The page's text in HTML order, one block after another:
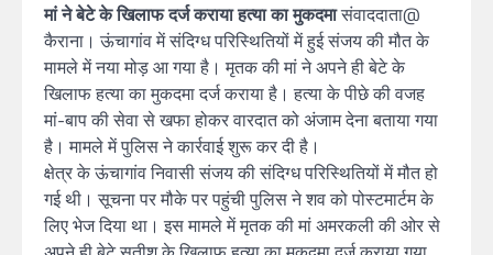
मां ने बेटे के खिलाफ दर्ज कराया हत्या का मुकदमासंवाददाता@
कैराना। ऊंचागांव में संदिग्ध परिस्थितियों में हुई संजय की मौत के
मामले में नया मोड़ आ गया है। मृतक की मां ने अपने ही बेटे के
खिलाफ हत्या का मुकदमा दर्ज कराया है। हत्या के पीछे की वजह
मां-बाप की सेवा से खफा होकर वारदात को अंजाम देना बताया गया
है। मामले में पुलिस ने कार्रवाई शुरू कर दी है।
क्षेत्र के ऊंचागांव निवासी संजय की संदिग्ध परिस्थितियों में मौत हो
गई थी। सूचना पर मौके पर पहुंची पुलिस ने शव को पोस्टमार्टम के
लिए भेज दिया था। इस मामले में मृतक की मां अमरकली की ओर से